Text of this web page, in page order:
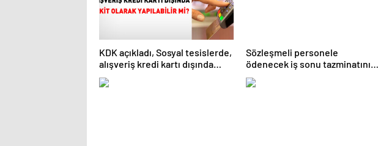
KDK açıkladı, Sosyal tesislerde,
alışveriş kredi kartı dışında
nakit olarak yapılabilir mi?
Sözleşmeli personele
ödenecek iş sonu tazminatının
hesabında uygulanacak
hususlar nelerdir?